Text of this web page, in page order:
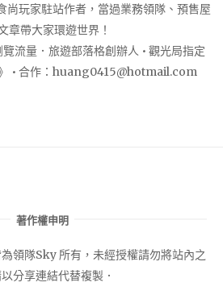
尚玩家駐站作者，當過業務領隊、預售屋
章帶大家環遊世界！
覽流量．旅遊部落格創辦人 • 觀光局指定
• 合作： huang0415@hotmail.com
著作權申明
領隊Sky 所有，未經授權請勿將站內之
分享連結代替複製．